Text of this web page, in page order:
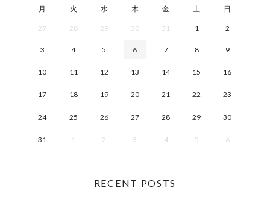
月 火 水 木 金 土 日
27 28 29 30 31 1 2
3 4 5 6 7 8 9
10 11 12 13 14 15 16
17 18 19 20 21 22 23
24 25 26 27 28 29 30
31 1 2 3 4 5 6
RECENT POSTS